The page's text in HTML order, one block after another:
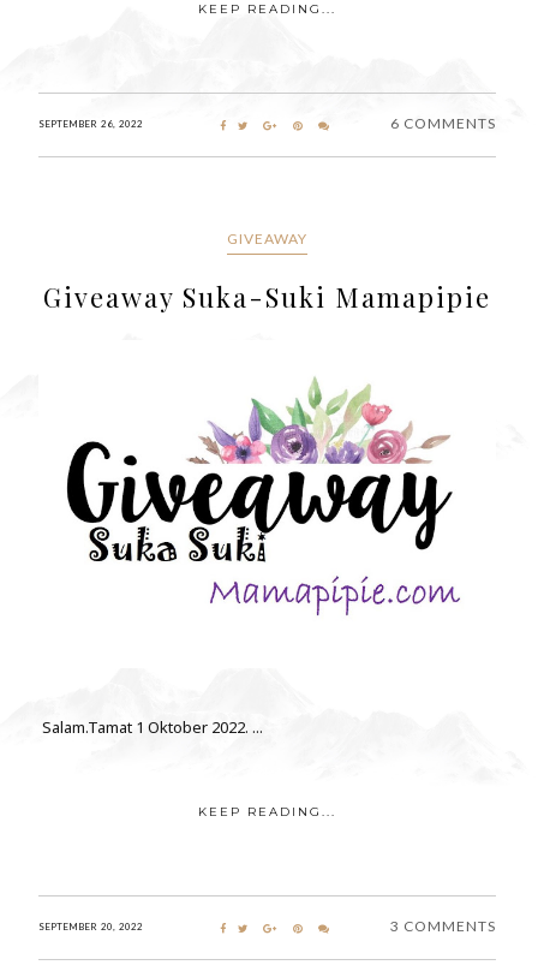
KEEP READING...
SEPTEMBER 26, 2022 6 COMMENTS
GIVEAWAY
Giveaway Suka-Suki Mamapipie
Salam.Tamat 1 Oktober 2022. ...
KEEP READING...
SEPTEMBER 20, 2022 3 COMMENTS